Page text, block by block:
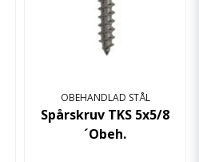
OBEHANDLAD STÅL
Spårskruv TKS 5x5/8
´Obeh.